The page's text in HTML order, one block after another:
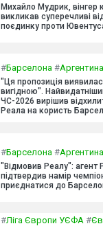
Михайло Мудрик, вінгер
викликав суперечливі
поєдинку проти
#Барселона #Аргентина
"Ця пропозиція
вигідною".
ЧС-2026 вирішив
Реала на користь
#Барселона #Аргентина
"Відмовив Реалу": агент
підтвердив намір
приєднатися до
#Ліга Європи УЄФА #